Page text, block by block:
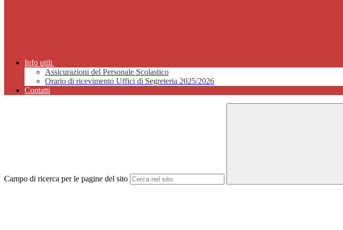
Info utili
Assicurazioni del Personale Scolastico
Orario di ricevimento Uffici di Segreteria 2025/2026
Contatti
Campo di ricerca per le pagine del sito